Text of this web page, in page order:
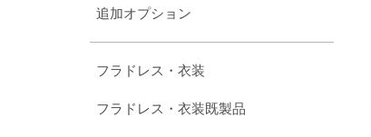
追加オプション
フラドレス・衣装
フラドレス・衣装既製品